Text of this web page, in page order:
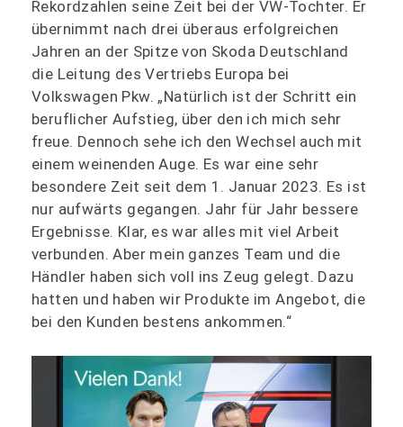
Rekordzahlen seine Zeit bei der VW-Tochter. Er
übernimmt nach drei überaus erfolgreichen
Jahren an der Spitze von Skoda Deutschland
die Leitung des Vertriebs Europa bei
Volkswagen Pkw. „Natürlich ist der Schritt ein
beruflicher Aufstieg, über den ich mich sehr
freue. Dennoch sehe ich den Wechsel auch mit
einem weinenden Auge. Es war eine sehr
besondere Zeit seit dem 1. Januar 2023. Es ist
nur aufwärts gegangen. Jahr für Jahr bessere
Ergebnisse. Klar, es war alles mit viel Arbeit
verbunden. Aber mein ganzes Team und die
Händler haben sich voll ins Zeug gelegt. Dazu
hatten und haben wir Produkte im Angebot, die
bei den Kunden bestens ankommen.“